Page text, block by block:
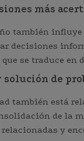
más
también
decisiones
se traduce en
solución de
también está
de la
relacionadas y